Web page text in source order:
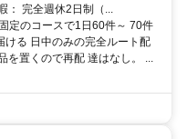
： 完全週休2日制（...
定のコースで1日60件～ 70件
ける 日中のみの完全ルート配
を置くので再配 達はなし。 ...